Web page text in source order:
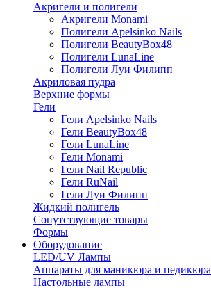
Акригели и полигели
Акригели Monami
Полигели Apelsinko Nails
Полигели BeautyBox48
Полигели LunaLine
Полигели Луи Филипп
Акриловая пудра
Верхние формы
Гели
Гели Apelsinko Nails
Гели BeautyBox48
Гели LunaLine
Гели Monami
Гели Nail Republic
Гели RuNail
Гели Луи Филипп
Жидкий полигель
Сопутствующие товары
Формы
Оборудование
LED/UV Лампы
Аппараты для маникюра и педикюра
Настольные лампы